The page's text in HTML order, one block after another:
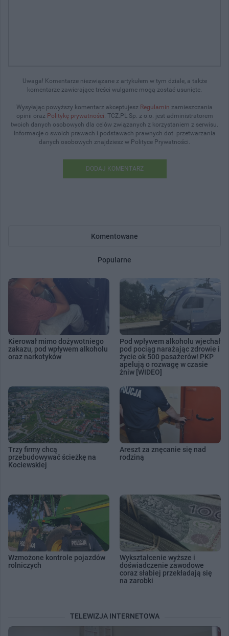
Uwaga! Komentarze niezwiązane z artykułem w tym dziale, a także
komentarze zawierające treści wulgarne mogą zostać usunięte.
Wysyłając powyższy komentarz akceptujesz Regulamin zamieszczania
opinii oraz Politykę prywatności. TCZ.PL Sp. z o.o. jest administratorem
twoich danych osobowych dla celów związanych z korzystaniem z serwisu.
Informacje o swoich prawach i podstawach prawnych dot. przetwarzania
danych osobowych znajdziesz w Polityce Prywatności.
DODAJ KOMENTARZ
Komentowane
Popularne
Kierował mimo dożywotniego
zakazu, pod wpływem alkoholu
oraz narkotyków
Pod wpływem alkoholu wjechał
pod pociąg narażając zdrowie i
życie ok 500 pasażerów! PKP
apelują o rozwagę w czasie
żniw [WIDEO]
Trzy firmy chcą
przebudowywać ścieżkę na
Kociewskiej
Areszt za znęcanie się nad
rodziną
Wzmożone kontrole pojazdów
rolniczych
Wykształcenie wyższe i
doświadczenie zawodowe
coraz słabiej przekładają się
na zarobki
TELEWIZJA INTERNETOWA